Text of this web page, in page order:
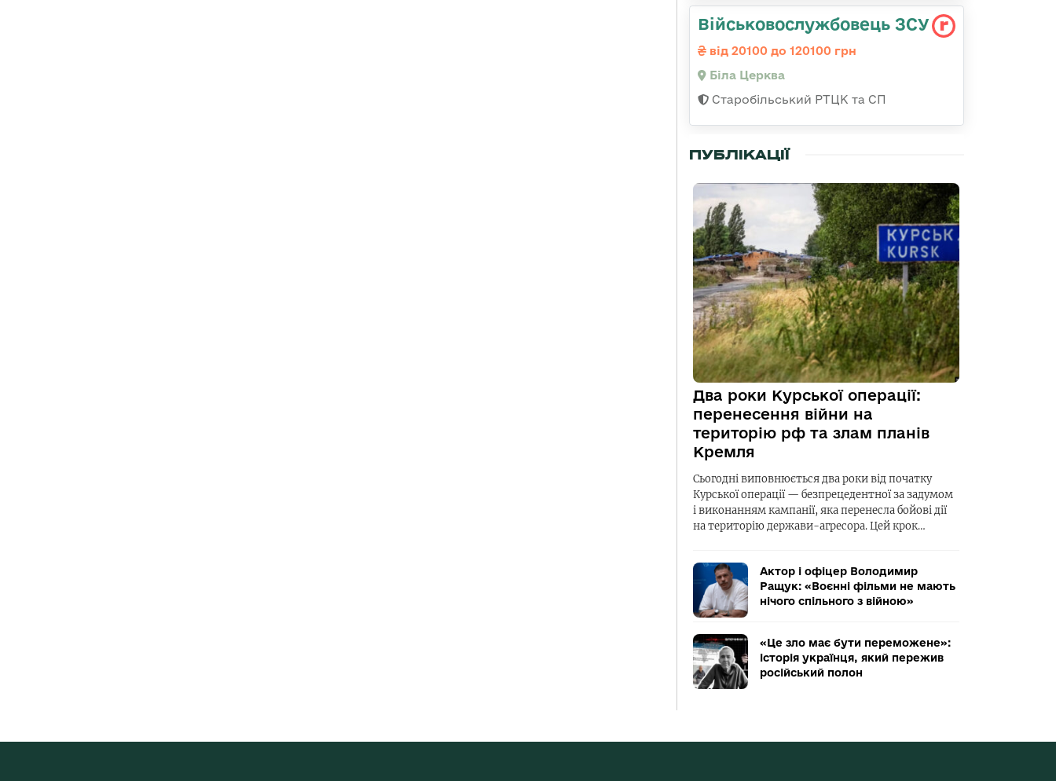
Військовослужбовець ЗСУ
від 20100 до 120100 грн
Біла Церква
Старобільський РТЦК та СП
ПУБЛІКАЦІЇ
Два роки Курської операції:
перенесення війни на
територію рф та злам планів
Кремля
Сьогодні виповнюється два роки від початку
Курської операції — безпрецедентної за задумом
і виконанням кампанії, яка перенесла бойові дії
на територію держави-агресора. Цей крок…
Актор і офіцер Володимир
Ращук: «Воєнні фільми не мають
нічого спільного з війною»
«Це зло має бути переможене»:
історія українця, який пережив
російський полон